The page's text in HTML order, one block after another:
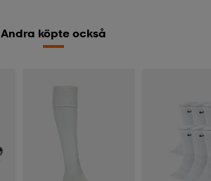
Andra köpte också